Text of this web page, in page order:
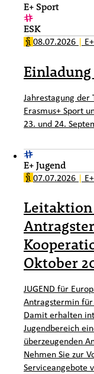
E+ Sport
ESK
08.07.2026 |
Jahrestagung der
Erasmus+ Sport
23. und 24.
E+ Jugend
07.07.2026 |
Leitaktion
Oktober
JUGEND für
Antragstermin
Damit erhalten
Jugendbereich
überzeugenden
Nehmen Sie zur
Serviceangebote